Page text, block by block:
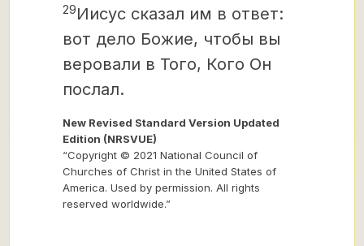
29Иисус сказал им в ответ:
вот дело Божие, чтобы вы
веровали в Того, Кого Он
послал.
New Revised Standard Version Updated
Edition (NRSVUE)
“Copyright © 2021 National Council of
Churches of Christ in the United States of
America. Used by permission. All rights
reserved worldwide.”